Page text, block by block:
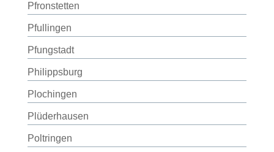
Pfronstetten
Pfullingen
Pfungstadt
Philippsburg
Plochingen
Plüderhausen
Poltringen